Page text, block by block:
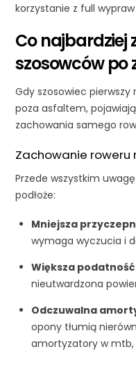
korzystanie z full
Co najbardziej
szosowców po
Gdy szosowiec
poza asfaltem,
zachowania samego
Zachowanie roweru
Przede wszystkim
podłoże:
Mniejsza
wymaga wyczucia i
Większa
nieutwardzona
Odczuwalna
opony tłumią
amortyzatory w mtb,